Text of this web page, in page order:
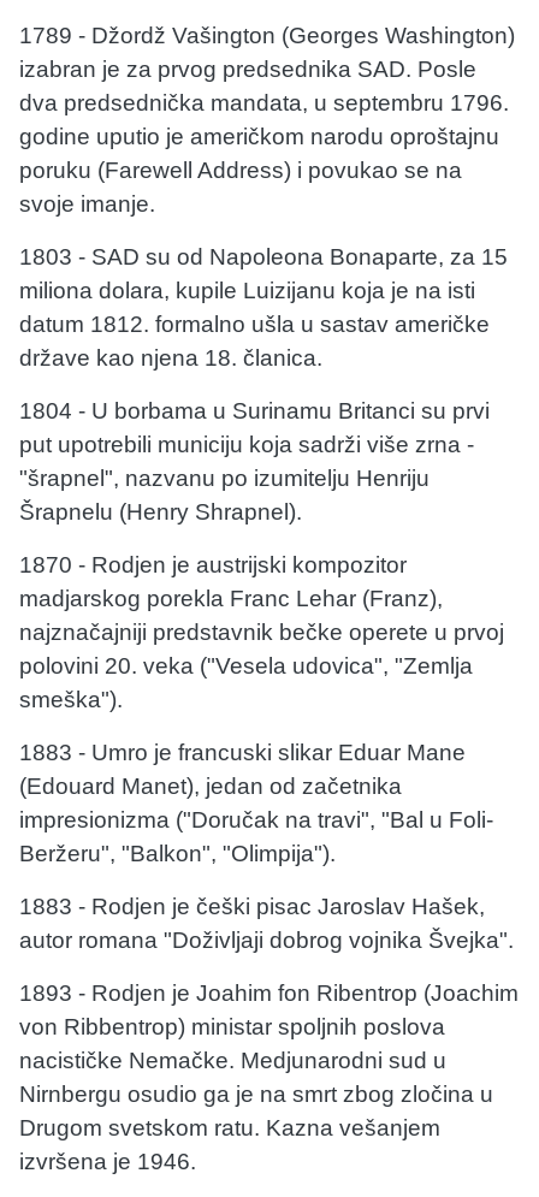
1789 - Džordž Vašington (Georges Washington)
izabran je za prvog predsednika SAD. Posle
dva predsednička mandata, u septembru 1796.
godine uputio je američkom narodu oproštajnu
poruku (Farewell Address) i povukao se na
svoje imanje.
1803 - SAD su od Napoleona Bonaparte, za 15
miliona dolara, kupile Luizijanu koja je na isti
datum 1812. formalno ušla u sastav američke
države kao njena 18. članica.
1804 - U borbama u Surinamu Britanci su prvi
put upotrebili municiju koja sadrži više zrna -
"šrapnel", nazvanu po izumitelju Henriju
Šrapnelu (Henry Shrapnel).
1870 - Rodjen je austrijski kompozitor
madjarskog porekla Franc Lehar (Franz),
najznačajniji predstavnik bečke operete u prvoj
polovini 20. veka ("Vesela udovica", "Zemlja
smeška").
1883 - Umro je francuski slikar Eduar Mane
(Edouard Manet), jedan od začetnika
impresionizma ("Doručak na travi", "Bal u Foli-
Beržeru", "Balkon", "Olimpija").
1883 - Rodjen je češki pisac Jaroslav Hašek,
autor romana "Doživljaji dobrog vojnika Švejka".
1893 - Rodjen je Joahim fon Ribentrop (Joachim
von Ribbentrop) ministar spoljnih poslova
nacističke Nemačke. Medjunarodni sud u
Nirnbergu osudio ga je na smrt zbog zločina u
Drugom svetskom ratu. Kazna vešanjem
izvršena je 1946.